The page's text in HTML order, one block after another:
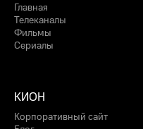
Главная
Телеканалы
Фильмы
Сериалы
КИОН
Корпоративный сайт